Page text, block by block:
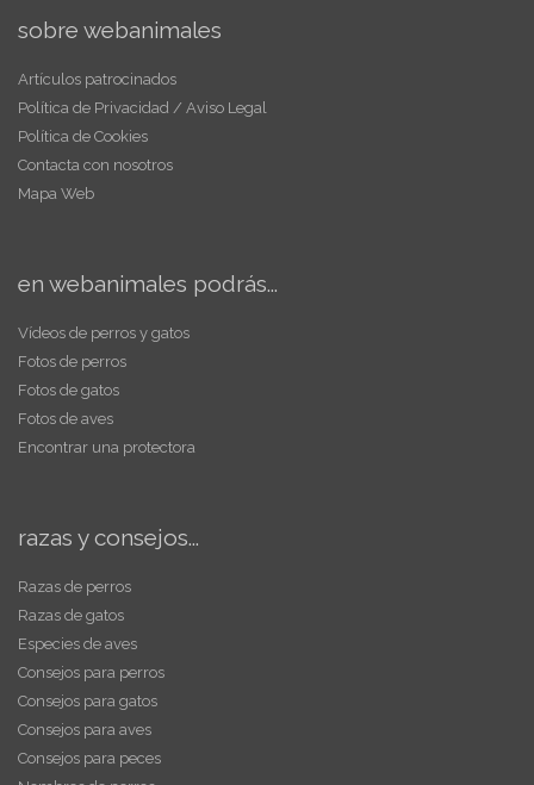
sobre webanimales
Artículos patrocinados
Política de Privacidad / Aviso Legal
Política de Cookies
Contacta con nosotros
Mapa Web
en webanimales podrás...
Vídeos de perros y gatos
Fotos de perros
Fotos de gatos
Fotos de aves
Encontrar una protectora
razas y consejos...
Razas de perros
Razas de gatos
Especies de aves
Consejos para perros
Consejos para gatos
Consejos para aves
Consejos para peces